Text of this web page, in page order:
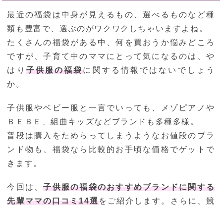
最近の福袋は中身が見えるもの、選べるものなど種
類も豊富で、選ぶのがワクワクしちゃいますよね。
たくさんの福袋がある中、何を買おうか悩みどころ
ですが、子育て中のママにとって気になるのは、や
はり 子供服の福袋に関する情報ではないでしょう
か。
子供服やベビー服と一言でいっても、メゾピアノや
ＢＥＢＥ、組曲キッズなどブランドも多種多様。
普段は購入をためらってしまうようなお値段のブラ
ンド物も、福袋なら比較的お手頃な価格でゲットで
きます。
今回は、子供服の福袋のおすすめブランドに関する
先輩ママの口コミ14選をご紹介します。さらに、競